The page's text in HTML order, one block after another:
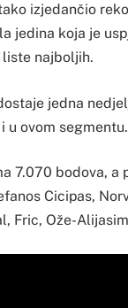
izjedančio
jedina koja je
najboljih.
jedna
u ovom segmentu.
7.070 bodova, a
Cicipas,
Fric, Ože-